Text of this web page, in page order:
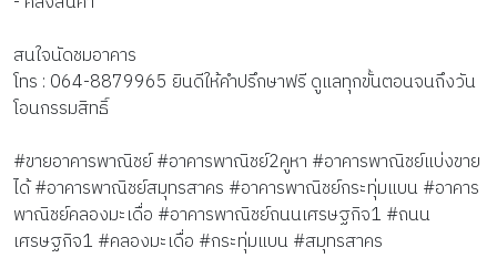
สนใจนัดชมอาคาร
โทร : 064-8879965 ยินดีให้คำปรึกษาฟรี ดูแลทุกขั้นตอนจนถึงวัน
โอนกรรมสิทธิ์
#ขายอาคารพาณิชย์ #อาคารพาณิชย์2คูหา #อาคารพาณิชย์แบ่งขาย
ได้ #อาคารพาณิชย์สมุทรสาคร #อาคารพาณิชย์กระทุ่มแบน #อาคาร
พาณิชย์คลองมะเดื่อ #อาคารพาณิชย์ถนนเศรษฐกิจ1 #ถนน
เศรษฐกิจ1 #คลองมะเดื่อ #กระทุ่มแบน #สมุทรสาคร